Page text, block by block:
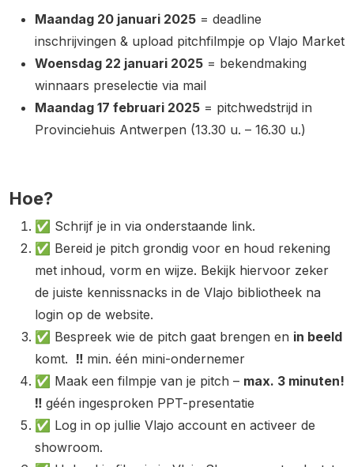
Maandag 20 januari 2025 = deadline
inschrijvingen & upload pitchfilmpje op Vlajo Market
Woensdag 22 januari 2025 = bekendmaking
winnaars preselectie via mail
Maandag 17 februari 2025 = pitchwedstrijd in
Provinciehuis Antwerpen (13.30 u. – 16.30 u.)
Hoe?
✅ Schrijf je in via onderstaande link.
✅ Bereid je pitch grondig voor en houd rekening
met inhoud, vorm en wijze. Bekijk hiervoor zeker
de juiste kennissnacks in de Vlajo bibliotheek na
login op de website.
✅ Bespreek wie de pitch gaat brengen en in beeld
komt. ‼️ min. één mini-ondernemer
✅ Maak een filmpje van je pitch – max. 3 minuten!
‼️ géén ingesproken PPT-presentatie
✅ Log in op jullie Vlajo account en activeer de
showroom.